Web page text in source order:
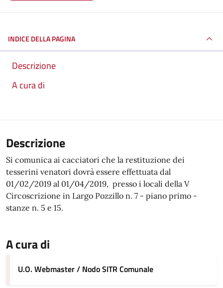
INDICE DELLA PAGINA
Descrizione
A cura di
Descrizione
Si comunica ai cacciatori che la restituzione dei
tesserini venatori dovrà essere effettuata dal
01/02/2019 al 01/04/2019, presso i locali della V
Circoscrizione in Largo Pozzillo n. 7 - piano primo -
stanze n. 5 e 15.
A cura di
U.O. Webmaster / Nodo SITR Comunale